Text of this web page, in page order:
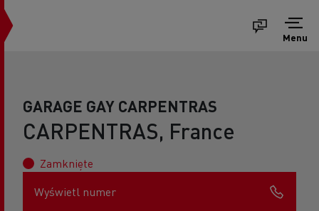
Menu
GARAGE GAY CARPENTRAS
CARPENTRAS, France
Zamknięte
Wyświetl numer